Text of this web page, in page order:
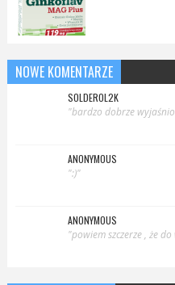
NOWE KOMENTARZE
SOLDEROL2K
"bardzo dobrze
ANONYMOUS
":)"
ANONYMOUS
"powiem szczerze , że